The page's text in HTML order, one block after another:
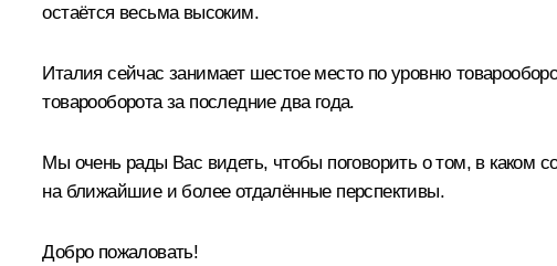
остаётся весьма высоким.
Италия сейчас занимает шестое место по уровню
товарооборота за последние два года.
Мы очень рады Вас видеть, чтобы поговорить о том, в каком
на ближайшие и более отдалённые перспективы.
Добро пожаловать!